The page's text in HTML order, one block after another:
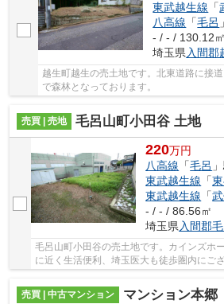
東武越生線 「
八高線 「毛呂
- / - / 130.12㎡
埼玉県入間郡
越生町越生の売土地です。北東道路に接
で森林となっております。
売買 | 売地 毛呂山町小田谷 土地
220万円
八高線 「毛呂
東武越生線 「
東武越生線 「
- / - / 86.56㎡
埼玉県 入間郡
毛呂山町小田谷の売土地です。カインズホ
に近く生活便利、埼玉医大も徒歩圏内にご
売買 | 中古マンション
マンション本郷